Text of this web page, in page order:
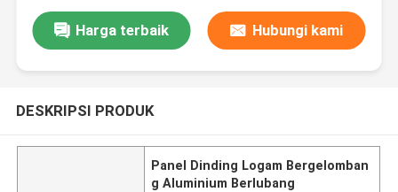
Harga terbaik Hubungi kami
DESKRIPSI PRODUK
Panel Dinding Logam Bergelomban
g Aluminium Berlubang